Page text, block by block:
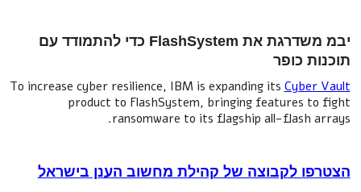
יבמ משדרגת את FlashSystem כדי להתמודד עם
תוכנות כופר
To increase cyber resilience, IBM is expanding its Cyber Vault
product to FlashSystem, bringing features to fight
ransomware to its flagship all-flash arrays.
הצטרפו לקבוצה של קהילת מחשוב הענן בישראל